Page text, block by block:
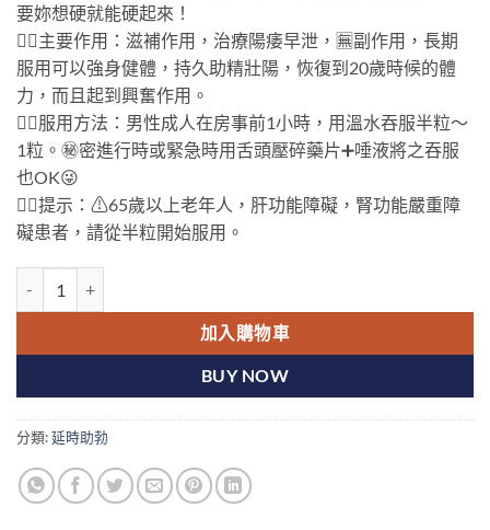
要妳想硬就能硬起來！
👉🏻主要作用：滋補作用，治療陽痿早泄， 🈚副作用，長期
服用可以強身健體，持久助精壯陽，恢復到20歲時候的體
力，而且起到興奮作用。
👉🏻服用方法：男性成人在房事前1小時，用溫水吞服半粒～
1粒。 ㊙️密進行時或緊急時用舌頭壓碎藥片➕唾液將之吞服
也OK😜
👉🏻提示： ⚠65歲以上老年人，肝功能障礙，腎功能嚴重障
礙患者，請從半粒開始服用。
加入購物車
BUY NOW
分類:延時助勃